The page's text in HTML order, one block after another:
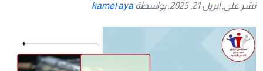
نشر على, أبريل 21, 2025. بواسطة kamel aya